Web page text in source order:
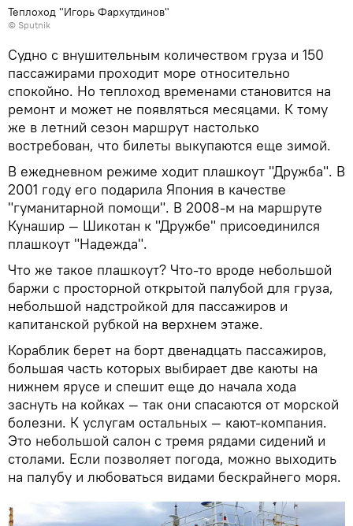
Теплоход "Игорь Фархутдинов"
© Sputnik
Судно с внушительным количеством груза и 150
пассажирами проходит море относительно
спокойно. Но теплоход временами становится на
ремонт и может не появляться месяцами. К тому
же в летний сезон маршрут настолько
востребован, что билеты выкупаются еще зимой.
В ежедневном режиме ходит плашкоут "Дружба". В
2001 году его подарила Япония в качестве
"гуманитарной помощи". В 2008-м на маршруте
Кунашир — Шикотан к "Дружбе" присоединился
плашкоут "Надежда".
Что же такое плашкоут? Что-то вроде небольшой
баржи с просторной открытой палубой для груза,
небольшой надстройкой для пассажиров и
капитанской рубкой на верхнем этаже.
Кораблик берет на борт двенадцать пассажиров,
большая часть которых выбирает две каюты на
нижнем ярусе и спешит еще до начала хода
заснуть на койках — так они спасаются от морской
болезни. К услугам остальных — кают-компания.
Это небольшой салон с тремя рядами сидений и
столами. Если позволяет погода, можно выходить
на палубу и любоваться видами бескрайнего моря.